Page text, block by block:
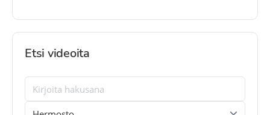
Etsi videoita